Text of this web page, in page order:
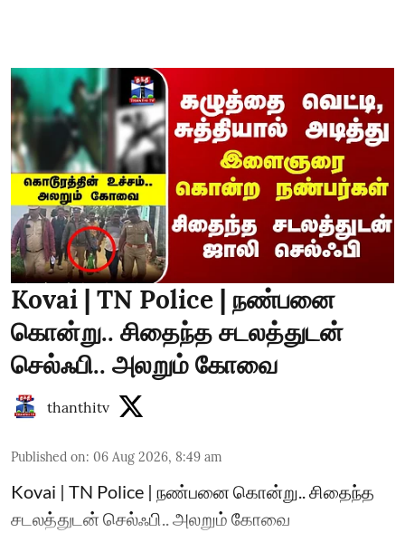
Kovai | TN Police | நண்பனை
கொன்று.. சிதைந்த சடலத்துடன்
செல்ஃபி.. அலறும் கோவை
thanthitv
Published on: 06 Aug 2026, 8:49 am
Kovai | TN Police | நண்பனை கொன்று.. சிதைந்த
சடலத்துடன் செல்ஃபி.. அலறும் கோவை